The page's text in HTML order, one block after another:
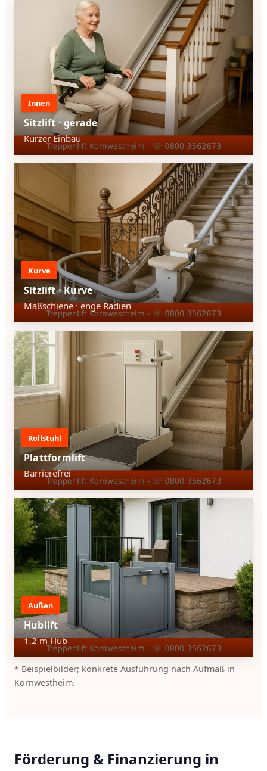
Innen
Sitzlift · gerade
Kurzer Einbau
Kurve
Sitzlift · Kurve
Maßschiene · enge Radien
Rollstuhl
Plattformlift
Barrierefrei
Außen
Hublift
1,2 m Hub
* Beispielbilder; konkrete Ausführung nach Aufmaß in
Kornwestheim.
Förderung & Finanzierung in